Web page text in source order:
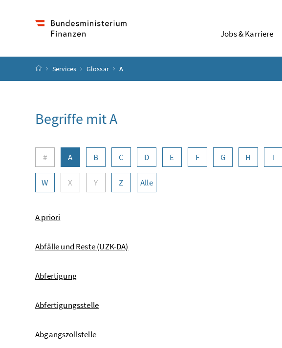
Jobs & Karriere
Startseite
Services Glossar A
Begriffe mit A
Buchstabennavigation
# A B C D E F G H I
W X Y Z Alle
A priori
Abfälle und Reste (UZK-DA)
Abfertigung
Abfertigungsstelle
Abgangszollstelle